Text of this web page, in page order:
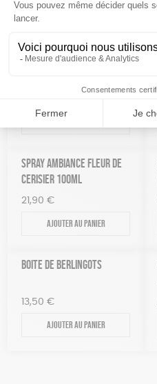
12,90
SPRAY AMBIANCE FLEUR DE
CERISIER 100ML
21,90 €
Ajouter au panier
BOITE DE BERLINGOTS
13,50 €
Ajouter au panier